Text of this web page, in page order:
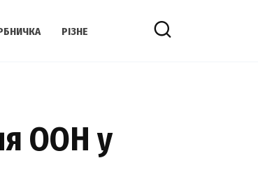
РІЗНЕ
ООН у